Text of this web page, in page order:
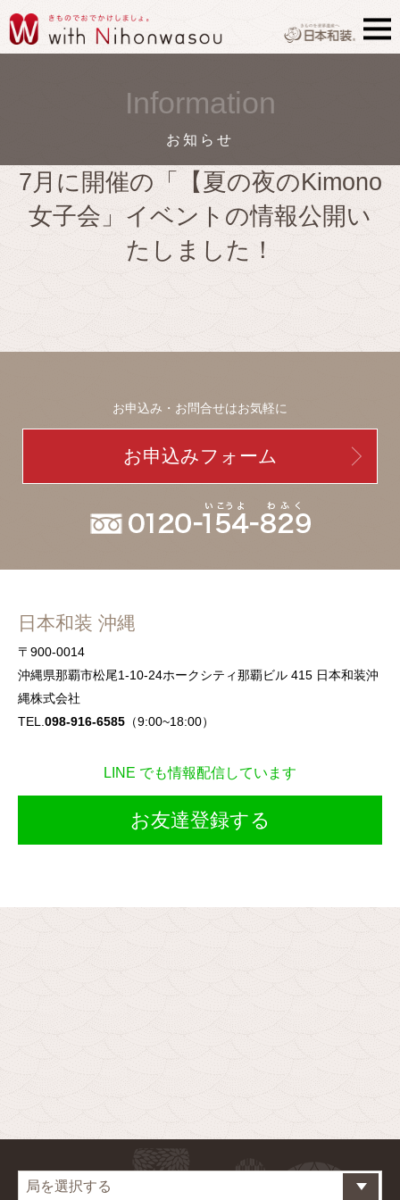
Information
お知らせ
7月に開催の「【夏の夜のKimono
女子会」イベントの情報公開い
たしました！
お申込み・お問合せはお気軽に
お申込みフォーム
日本和装 沖縄
〒900-0014
沖縄県那覇市松尾1-10-24ホークシティ那覇ビル 415 日本和装沖
縄株式会社
TEL. 098-916-6585 （9:00~18:00）
LINE でも情報配信しています
お友達登録する